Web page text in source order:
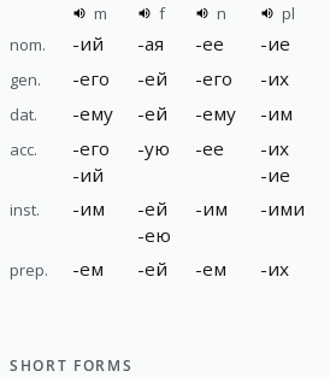
m f n
pl
nom.
-ий -ая -ее -ие
gen. -его -ей -его -их
dat. -ему -ей -ему -им
acc. -его
-ий
-ую -ее -их
-ие
inst. -им -ей
-ею
-им -ими
prep. -ем -ей -ем -их
SHORT FORMS